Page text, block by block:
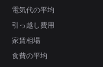
電気代の平均
引っ越し費用
家賃相場
食費の平均